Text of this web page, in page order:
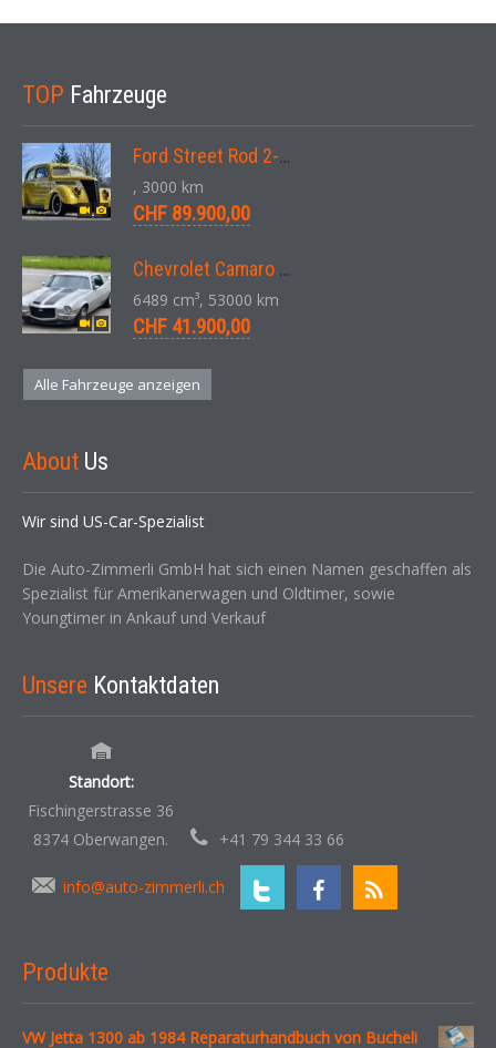
TOP Fahrzeuge
Ford Street Rod 2-Door V8 Aut. 1937
, 3000 km
CHF 89.900,00
Chevrolet Camaro SS 396 LS3 Coupe Aut. 1971
6489 cm³, 53000 km
CHF 41.900,00
Alle Fahrzeuge anzeigen
About Us
Wir sind US-Car-Spezialist
Die Auto-Zimmerli GmbH hat sich einen Namen geschaffen als
Spezialist für Amerikanerwagen und Oldtimer, sowie
Youngtimer in Ankauf und Verkauf
Unsere Kontaktdaten
Standort:
Fischingerstrasse 36
8374 Oberwangen.
+41 79 344 33 66
info@auto-zimmerli.ch
Produkte
VW Jetta 1300 ab 1984 Reparaturhandbuch von Bucheli